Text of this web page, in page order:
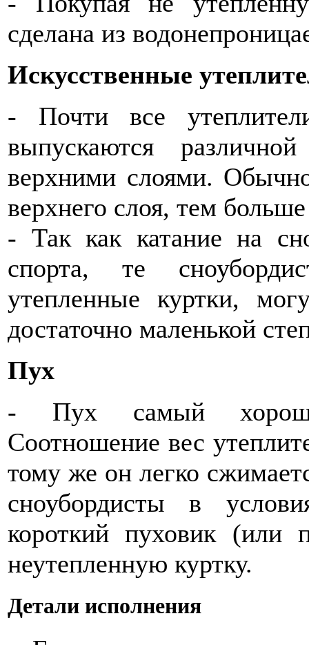
сделана из
Искусственные
- Почти все
выпускаются
верхними слоями.
верхнего слоя, тем
- Так как катание на
спорта, те
утепленные куртки,
достаточно маленькой
Пух
- Пух самый
Соотношение вес
тому же он легко
сноубордисты в
короткий пуховик (или
неутепленную куртку.
Детали исполнения